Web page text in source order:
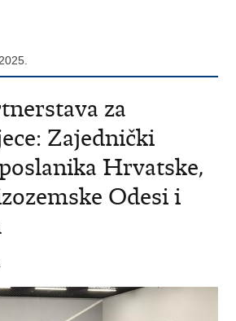
za
Zajednički
Hrvatske,
Odesi i